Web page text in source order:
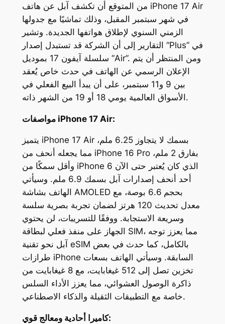
من المتوقع أن تكشف آبل عن هاتف iPhone 17 Air
في شهر سبتمبر المقبل، وذلك تماشيًا مع جدولها
الزمني السنوي لإطلاق هواتفها الجديدة. وتشير
التقارير إلى أن الشركة قد تستبدل إصدار “Plus” في
سلسلة آيفون 17 بموديل “Air”. ومن المنتظر أن يتم
الإعلان الرسمي عن الهاتف في حدث خاص يُعقد
بين 9 و11 سبتمبر، على أن يبدأ البيع الفعلي في
الأسواق العالمية يومي 18 أو 19 من الشهر ذاته.
مواصفات iPhone 17 Air:
يتميز iPhone 17 Air بسمك لا يتجاوز 6.25 ملم،
مما يجعله أنحف من iPhone 16 Pro بفارق 2 ملم،
وأقل سمكًا من iPhone 6 الذي كان يُعتبر حتى الآن
أحد أنحف إصدارات آبل بسمك 6.9 ملم. وسيأتي
الهاتف بشاشة AMOLED بحجم 6.6 بوصة، مع
معدل تحديث 120 هرتز لضمان تجربة بصرية سلسة
وسريعة الاستجابة. ووفقًا للتسريبات، لن يحتوي
الجهاز على منفذ فعلي لبطاقة SIM، مما يعزز توجه
آبل نحو تقنية eSIM بالكامل، كما حدث في بعض
طرازات iPhone السابقة. وسيأتي الهاتف بسعات
تخزين تصل إلى 512 غيغابايت، مع 8 غيغابايت من
ذاكرة الوصول العشوائي، مما يعزز الأداء السلس
خاصة مع التطبيقات الثقيلة والذكاء الاصطناعي.
كاميرا أحادية ومعالج قوي: